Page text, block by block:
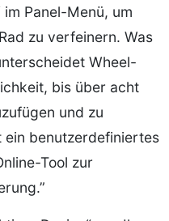
im Panel-Menü, um
zu verfeinern. Was
Wheel-
bis über acht
und zu
ein benutzerdefiniertes
Tool zur